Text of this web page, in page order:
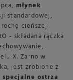
młynek
standardowej,
cieńszej
- składana rączka
X. Żarno w
jest zrobione z
specjalne ostrza